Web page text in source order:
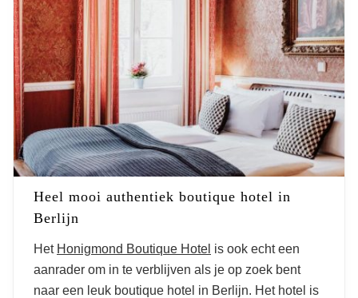
Heel mooi authentiek boutique hotel in
Berlijn
Het Honigmond Boutique Hotel is ook echt een
aanrader om in te verblijven als je op zoek bent
naar een leuk boutique hotel in Berlijn. Het hotel is